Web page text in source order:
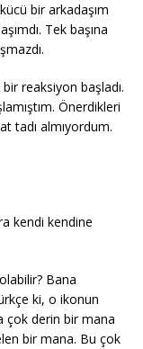
bir arkadaşım
Tek başına
reaksiyon başladı.
Önerdikleri
tadı almıyordum.
kendi kendine
Bana
ki, o ikonun
çok derin bir mana
bir mana. Bu çok